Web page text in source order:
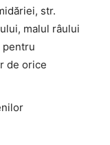
str.
malul râului
pentru
de orice